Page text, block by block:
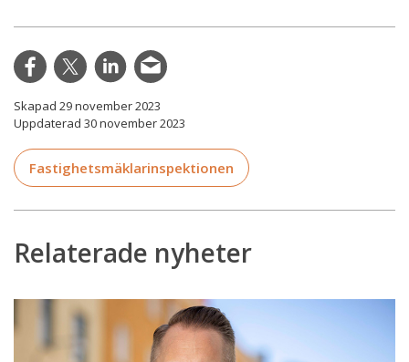
Skapad 29 november 2023
Uppdaterad 30 november 2023
Fastighetsmäklarinspektionen
Relaterade nyheter
DI
Mäklarsamfundets